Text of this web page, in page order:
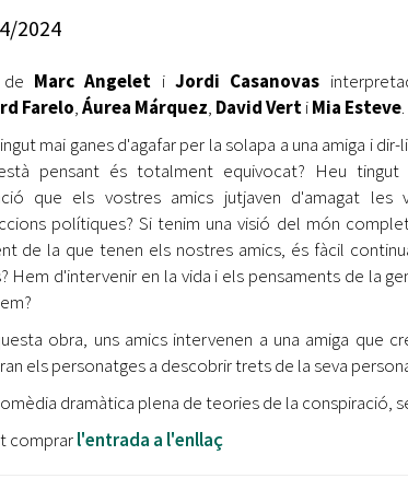
jove 2026
Cerdanyola opta a més de 5 milions d'euros del Pla de
Barris per transformar les Fontetes, Quatre Cantons i
El FIT presenta el cartell de la seva 16a edició i dona el
tret de sortida al festival
L’Ajuntament reparteix ulleres gratuïtes per veure
l'eclipsi solar
2024
Marc Angelet iJordi Casanovas
Farelo,Áurea Márquez, David VertiMia Esteve.
mai ganes d'agafar per la solapa a una amiga i dir-
pensant és totalment equivocat? Heu tingut
que els vostres amics jutjaven d'amagat les
polítiques? Si tenim una visió del món
de la que tenen els nostres amics, és fàcil
Hem d'intervenir en la vida i els pensaments de la
obra, uns amics intervenen a una amiga que
els personatges a descobrir trets de la seva
dramàtica plena de teories de la conspiració,
comprarl'entrada a l'enllaç